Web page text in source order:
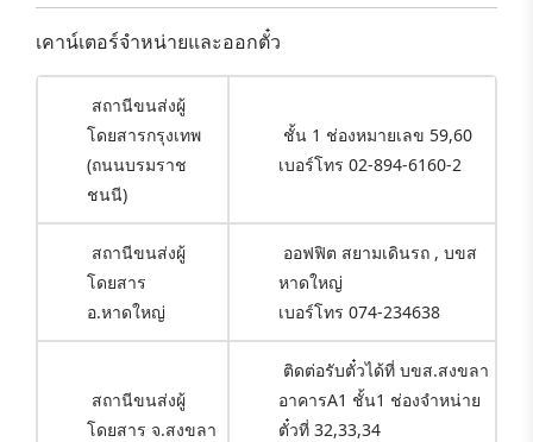
เคาน์เตอร์จำหน่ายและออกตั๋ว
สถานีขนส่งผู้
โดยสารกรุงเทพ
(ถนนบรมราช
ชนนี)
ชั้น 1 ช่องหมายเลข 59,60
เบอร์โทร 02-894-6160-2
สถานีขนส่งผู้
โดยสาร
อ.หาดใหญ่
ออฟฟิต สยามเดินรถ , บขส
หาดใหญ่
เบอร์โทร 074-234638
สถานีขนส่งผู้
โดยสาร จ.สงขลา
ติดต่อรับตั๋วได้ที่ บขส.สงขลา
อาคารA1 ชั้น1 ช่องจำหน่าย
ตั๋วที่ 32,33,34